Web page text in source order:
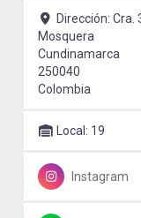
Dirección: Cra.
Mosquera
Cundinamarca
250040
Colombia
Local: 19
Instagram